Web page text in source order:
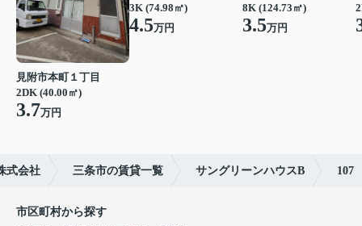
見附市本町１丁目
2DK (40.00㎡)
3.7万円
3K (74.98㎡)
4.5万円
8K (124.73㎡)
3.5万円
式会社 三条市の賃貸一覧 サングリーンハウスB 107
市区町村から探す